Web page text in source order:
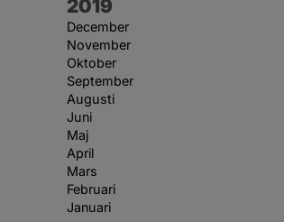
År:
2019
December
November
Oktober
September
Augusti
Juni
Maj
April
Mars
Februari
Januari